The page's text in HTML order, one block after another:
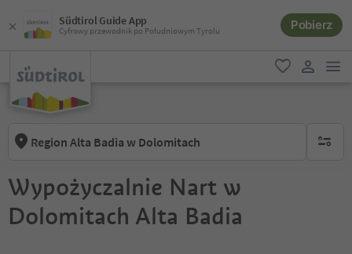
Südtirol Guide App
Cyfrowy przewodnik po Południowym Tyrolu Pobierz
ulubione
Region Alta Badia w Dolomitach brak
Wypożyczalnie Nart w
Dolomitach Alta Badia